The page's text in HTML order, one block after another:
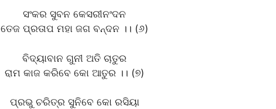
ସଂକର ସୁବନ କେସରୀନଂଦନ
ତେଜ ପ୍ରତାପ ମହା ଜଗ ବନ୍ଦନ ।। (୬)
ବିଦ୍ୟାବାନ ଗୁନୀ ଅତି ଚାତୁର
ରାମ କାଜ କରିବେ କୋ ଆତୁର ।। (୭)
ପ୍ରଭୁ ଚରିତ୍ର ସୁନିବେ କୋ ରସିୟା